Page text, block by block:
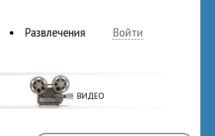
Развлечения Войти
ВИДЕО